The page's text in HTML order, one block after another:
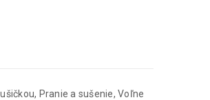
, Pranie a sušenie, Voľne